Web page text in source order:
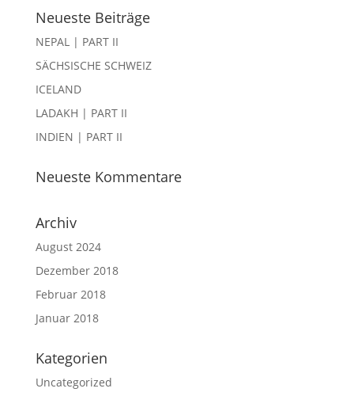
Neueste Beiträge
NEPAL | PART II
SÄCHSISCHE SCHWEIZ
ICELAND
LADAKH | PART II
INDIEN | PART II
Neueste Kommentare
Archiv
August 2024
Dezember 2018
Februar 2018
Januar 2018
Kategorien
Uncategorized